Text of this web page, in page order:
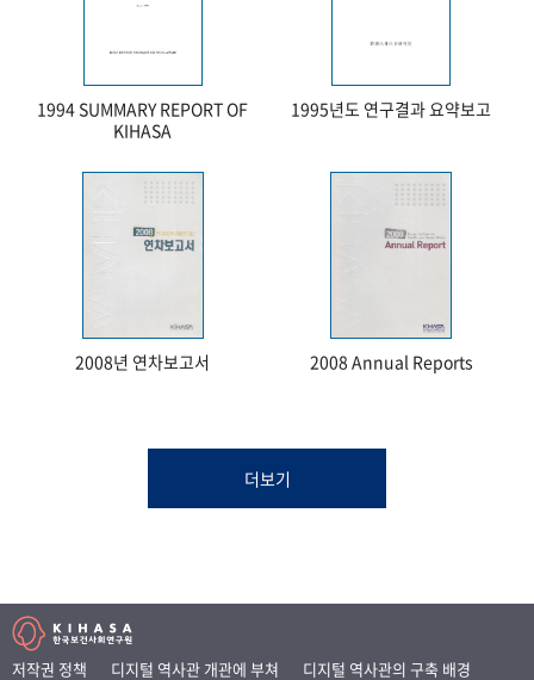
1994 SUMMARY REPORT OF
KIHASA
1995년도 연구결과 요약보고
2008년 연차보고서 2008 Annual Reports
더보기
저작권 정책 디지털 역사관 개관에 부쳐 디지털 역사관의 구축 배경